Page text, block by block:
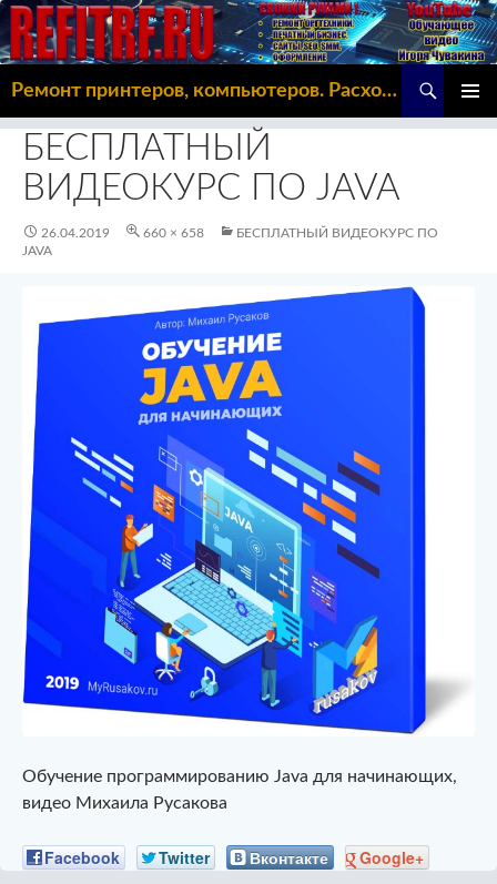
Ремонт принтеров, компьютеров. Расходка, Omoda C5
К
СОДЕРЖИМОМУ
БЕСПЛАТНЫЙ
ВИДЕОКУРС ПО JAVA
26.04.2019 660 × 658
БЕСПЛАТНЫЙ ВИДЕОКУРС ПО
JAVA
Обучение программированию Java для начинающих,
видео Михаила Русакова
Facebook Twitter Вконтакте Google+